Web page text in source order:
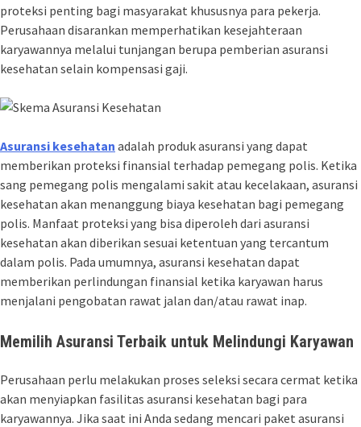
proteksi penting bagi masyarakat khususnya para pekerja.
Perusahaan disarankan memperhatikan kesejahteraan
karyawannya melalui tunjangan berupa pemberian asuransi
kesehatan selain kompensasi gaji.
Asuransi kesehatan adalah produk asuransi yang dapat
memberikan proteksi finansial terhadap pemegang polis. Ketika
sang pemegang polis mengalami sakit atau kecelakaan, asuransi
kesehatan akan menanggung biaya kesehatan bagi pemegang
polis. Manfaat proteksi yang bisa diperoleh dari asuransi
kesehatan akan diberikan sesuai ketentuan yang tercantum
dalam polis. Pada umumnya, asuransi kesehatan dapat
memberikan perlindungan finansial ketika karyawan harus
menjalani pengobatan rawat jalan dan/atau rawat inap.
Memilih Asuransi Terbaik untuk Melindungi Karyawan
Perusahaan perlu melakukan proses seleksi secara cermat ketika
akan menyiapkan fasilitas asuransi kesehatan bagi para
karyawannya. Jika saat ini Anda sedang mencari paket asuransi